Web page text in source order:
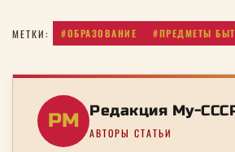
МЕТКИ: #ОБРАЗОВАНИЕ #ПРЕДМЕТЫ
РM Редакция My-
АВТОРЫ СТАТЬИ